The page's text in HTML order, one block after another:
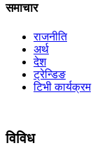
समाचार
राजनीति
अर्थ
देश
ट्रेन्डिङ
टिभी कार्यक्रम
विविध